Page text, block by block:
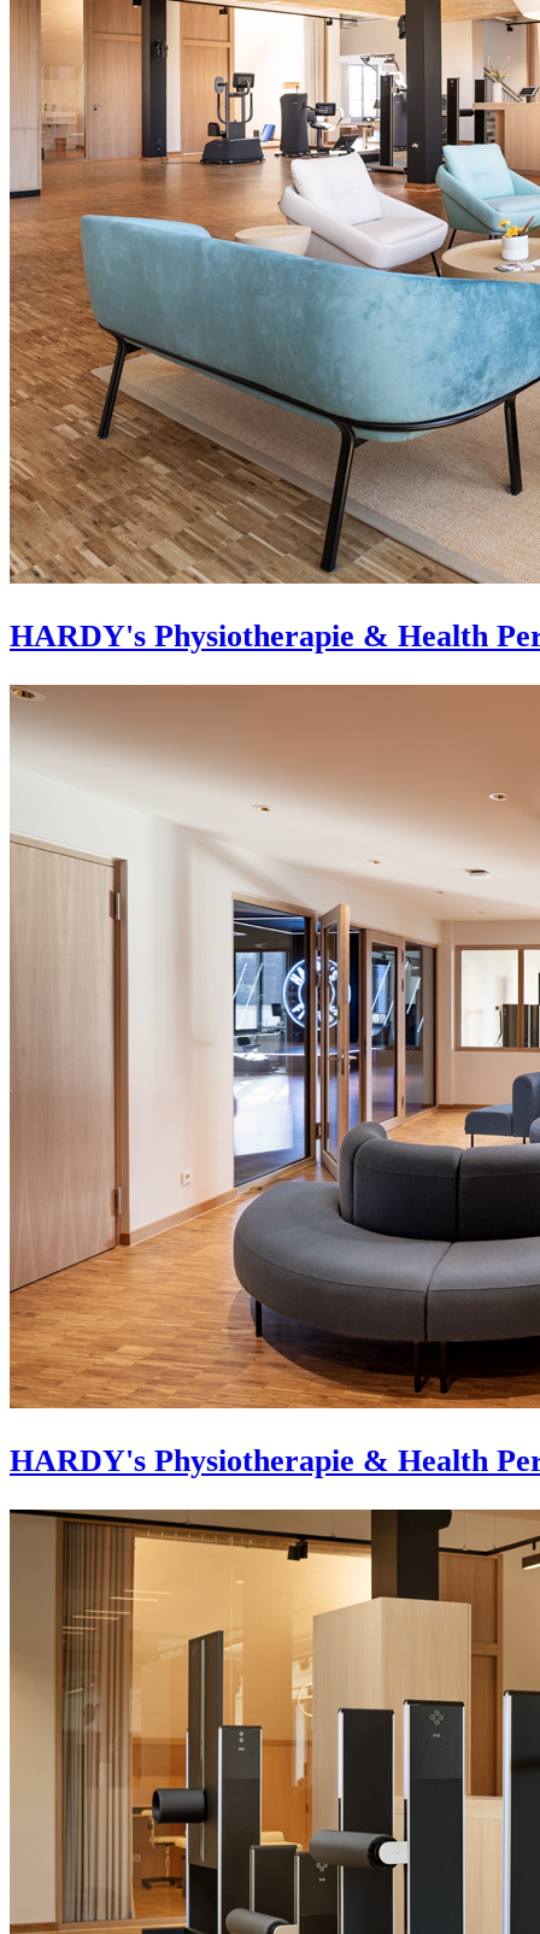
HARDY's Physiotherapie & Health
HARDY's Physiotherapie & Health